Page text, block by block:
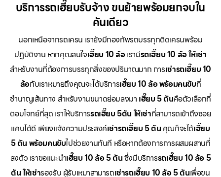
บริการรถเฮี๊ยบรับจ้าง ขนย้ายพร้อมยกจบใน
คันเดียว
นอกเหนือจากรถเครน เรายังมีกองทัพรถบรรทุกติดเครนพร้อม
ปฏิบัติงาน หากคุณสนใจเฮี๊ยบ 10 ล้อเรามีรถเฮี๊ยบ 10 ล้อ ให้เช่า
สำหรับงานที่ต้องการบรรทุกสิ่งของปริมาณมาก การเช่ารถเฮี๊ยบ 10
ล้อกับเราหมายถึงคุณจะได้บริการเฮี๊ยบ 10 ล้อ พร้อมคนขับที่
ชำนาญเส้นทาง สำหรับงานขนาดย่อมลงมา เฮี๊ยบ 5 ตันคือตัวเลือกที่
ตอบโจทย์ที่สุด เราให้บริการรถเฮี๊ยบ 5ตัน ให้เช่าที่สามารถเข้าถึงซอย
แคบได้ดี เพียงแจ้งความประสงค์เช่ารถเฮี๊ยบ 5 ตัน คุณก็จะได้เฮี๊ยบ
5 ตัน พร้อมคนขับไปช่วยงานทันที หรือหากต้องการการผสมผสานที่
ลงตัว เราขอแนะนำเฮี๊ยบ 10 ล้อ 5 ตันซึ่งมีบริการรถเฮี๊ยบ 10 ล้อ 5
ตัน ให้เช่ารองรับ ผู้รับเหมาสามารถเช่ารถเฮี๊ยบ 10 ล้อ 5 ตันเพื่อขน